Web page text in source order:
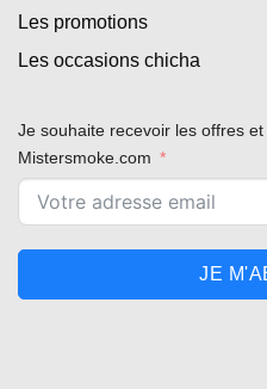
Les promotions
Les occasions chicha
Je souhaite recevoir les offres
Mistersmoke.com
JE